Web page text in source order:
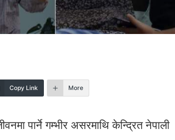
Copy Link More
पार्ने गम्भीर असरमाथि केन्द्रित नेपाली